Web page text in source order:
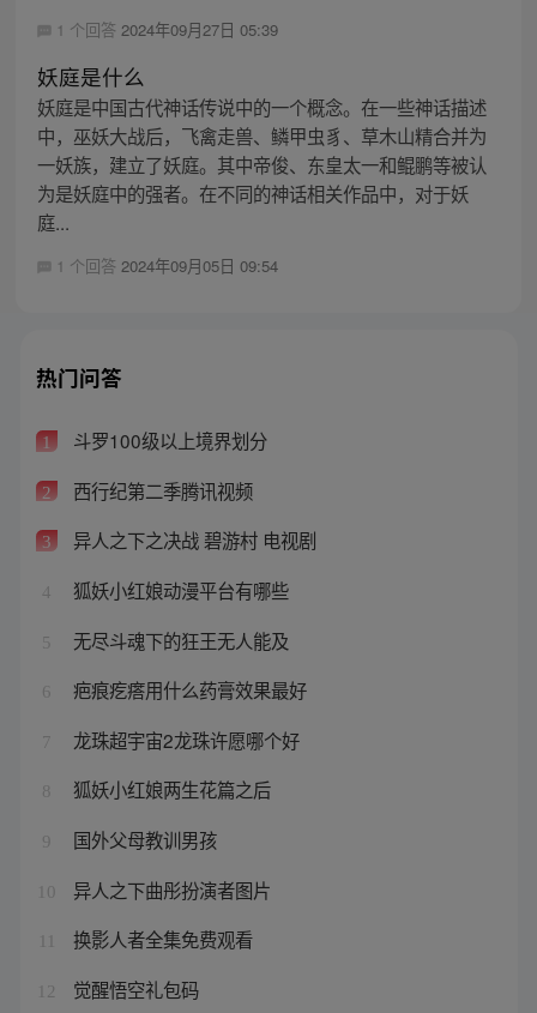
1 个回答 2024年09月27日 05:39
妖庭是什么
妖庭是中国古代神话传说中的一个概念。在一些神话描述
中，巫妖大战后，飞禽走兽、鳞甲虫豸、草木山精合并为
一妖族，建立了妖庭。其中帝俊、东皇太一和鲲鹏等被认
为是妖庭中的强者。在不同的神话相关作品中，对于妖
庭...
1 个回答 2024年09月05日 09:54
热门问答
1 斗罗100级以上境界划分
2 西行纪第二季腾讯视频
3 异人之下之决战 碧游村 电视剧
4 狐妖小红娘动漫平台有哪些
5 无尽斗魂下的狂王无人能及
6 疤痕疙瘩用什么药膏效果最好
7 龙珠超宇宙2龙珠许愿哪个好
8 狐妖小红娘两生花篇之后
9 国外父母教训男孩
10 异人之下曲彤扮演者图片
换影人者全集免费观看
12 觉醒悟空礼包码